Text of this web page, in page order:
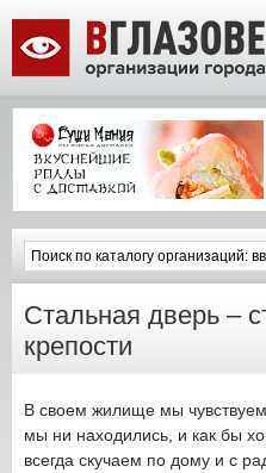
Стальная дверь –
крепости
В своем жилище мы
мы ни находились, и как бы
всегда скучаем по дому и с